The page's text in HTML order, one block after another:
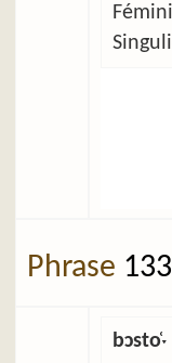
Phrase